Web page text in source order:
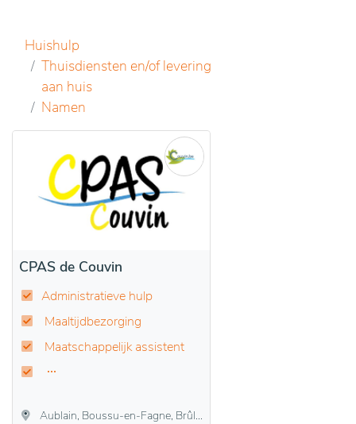
Huishulp
Thuisdiensten en/of levering
aan huis
Namen
CPAS de Couvin
Administratieve hulp
Maaltijdbezorging
Maatschappelijk assistent
Aublain, Boussu-en-Fagne, Brûly, Brûly-de-Pesche, Couvin, Cul-des-Sarts, Dailly, Frasnes, Gonrieux, Mariembourg, Pesche, Petigny, Petite-Chapelle, Presgaux